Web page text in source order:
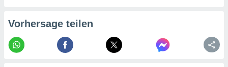
Vorhersage teilen